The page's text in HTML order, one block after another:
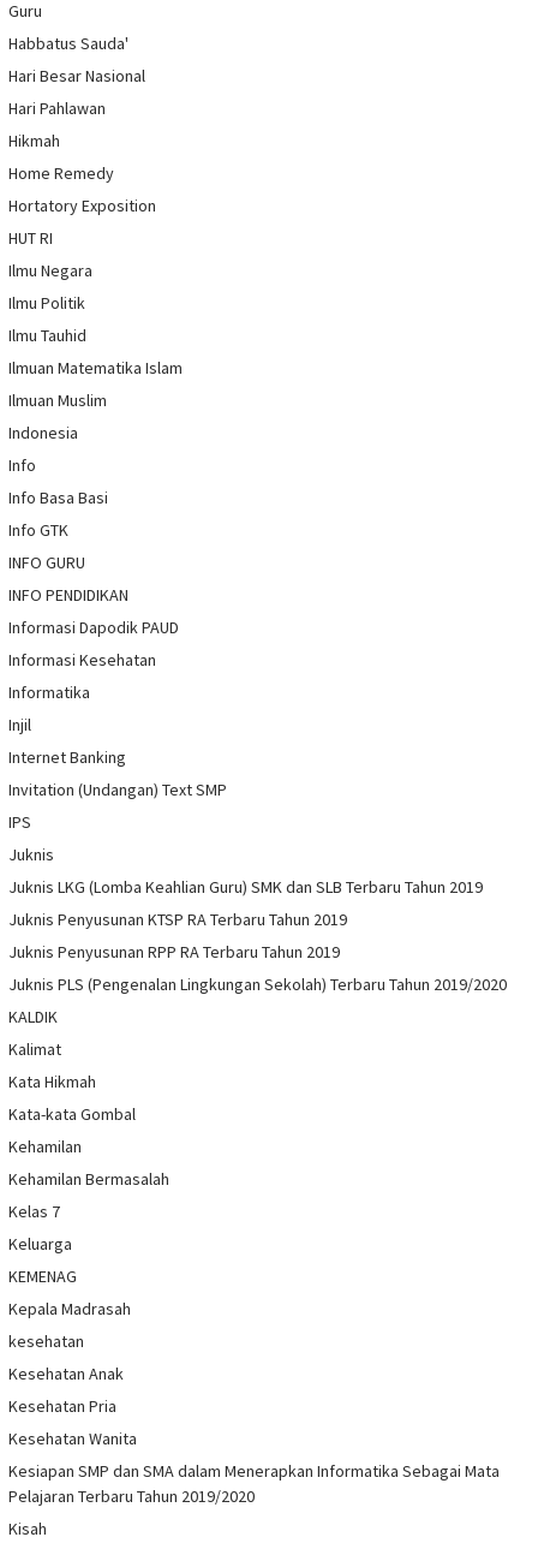
Guru
Habbatus Sauda'
Hari Besar Nasional
Hari Pahlawan
Hikmah
Home Remedy
Hortatory Exposition
HUT RI
Ilmu Negara
Ilmu Politik
Ilmu Tauhid
Ilmuan Matematika Islam
Ilmuan Muslim
Indonesia
Info
Info Basa Basi
Info GTK
INFO GURU
INFO PENDIDIKAN
Informasi Dapodik PAUD
Informasi Kesehatan
Informatika
Injil
Internet Banking
Invitation (Undangan) Text SMP
IPS
Juknis
Juknis LKG (Lomba Keahlian Guru) SMK dan SLB Terbaru Tahun 2019
Juknis Penyusunan KTSP RA Terbaru Tahun 2019
Juknis Penyusunan RPP RA Terbaru Tahun 2019
Juknis PLS (Pengenalan Lingkungan Sekolah) Terbaru Tahun 2019/2020
KALDIK
Kalimat
Kata Hikmah
Kata-kata Gombal
Kehamilan
Kehamilan Bermasalah
Kelas 7
Keluarga
KEMENAG
Kepala Madrasah
kesehatan
Kesehatan Anak
Kesehatan Pria
Kesehatan Wanita
Kesiapan SMP dan SMA dalam Menerapkan Informatika Sebagai Mata
Pelajaran Terbaru Tahun 2019/2020
Kisah